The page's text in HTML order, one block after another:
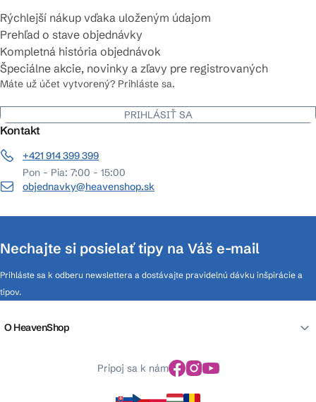
Rýchlejší nákup vďaka uloženým údajom
Prehľad o stave objednávky
Kompletná história objednávok
Špeciálne akcie, novinky a zľavy pre registrovaných
Máte už účet vytvorený? Prihláste sa.
PRIHLÁSIŤ SA
Kontakt
+421 914 399 399
Pon - Pia: 7:00 - 15:00
objednavky@heavenshop.sk
Nechajte si posielať tipy na Váš e-mail
Prihláste sa k odberu newslettera a dostávajte pravidelnú dávku inšpirácie a
tipov.
O HeavenShop
Pripoj sa k nám